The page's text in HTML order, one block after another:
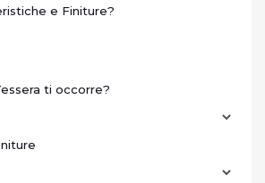
e Finiture?
ti occorre?